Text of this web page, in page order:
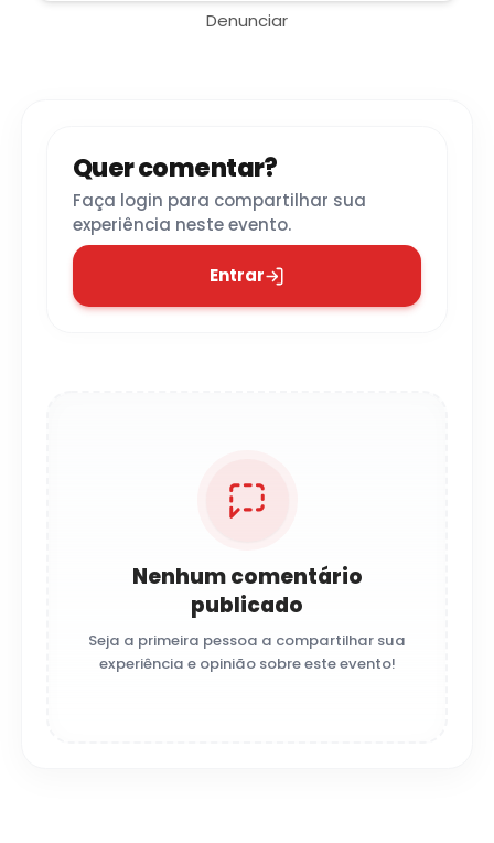
Denunciar
Quer comentar?
Faça login para compartilhar sua
experiência neste evento.
Entrar
Nenhum comentário
publicado
Seja a primeira pessoa a compartilhar sua
experiência e opinião sobre este evento!